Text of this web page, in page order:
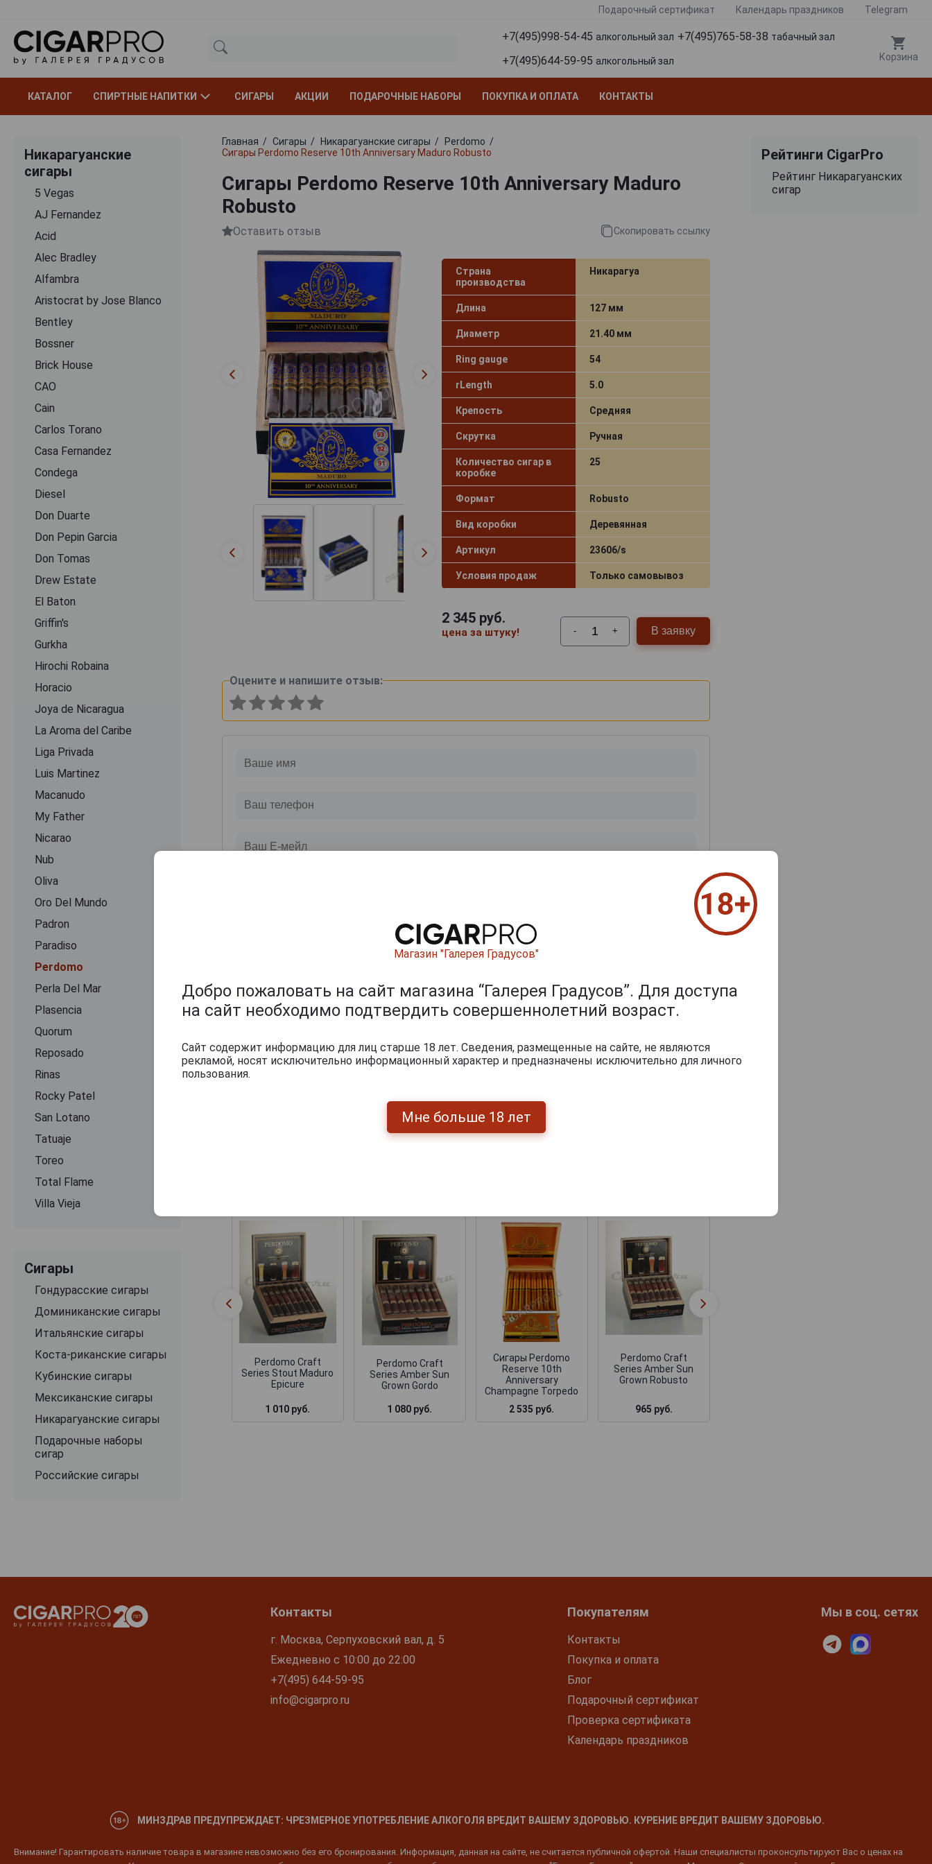
Подарочный сертификат Календарь праздников Telegram
+7(495)998-54-45 алкогольный зал +7(495)765-58-38 табачный зал
+7(495)644-59-95 алкогольный зал Корзина
КАТАЛОГ СПИРТНЫЕ НАПИТКИ СИГАРЫ АКЦИИ ПОДАРОЧНЫЕ НАБОРЫ ПОКУПКА И ОПЛАТА КОНТАКТЫ
Никарагуанские
сигары
5 Vegas
AJ Fernandez
Acid
Alec Bradley
Alfambra
Aristocrat by Jose Blanco
Bentley
Bossner
Brick House
CAO
Cain
Carlos Torano
Casa Fernandez
Condega
Diesel
Don Duarte
Don Pepin Garcia
Don Tomas
Drew Estate
El Baton
Griffin's
Gurkha
Hirochi Robaina
Horacio
Joya de Nicaragua
La Aroma del Caribe
Liga Privada
Luis Martinez
Macanudo
My Father
Nicarao
Nub
Oliva
Oro Del Mundo
Padron
Paradiso
Perdomo
Perla Del Mar
Plasencia
Quorum
Reposado
Rinas
Rocky Patel
San Lotano
Tatuaje
Toreo
Total Flame
Villa Vieja
Сигары
Гондурасские сигары
Доминиканские сигары
Итальянские сигары
Коста-риканские сигары
Кубинские сигары
Мексиканские сигары
Никарагуанские сигары
Подарочные наборы
сигар
Российские сигары
Главная Сигары Никарагуанские сигары
Perdomo
Сигары Perdomo Reserve 10th Anniversary Maduro Robusto
Сигары Perdomo Reserve 10th Anniversary Maduro
Robusto
Оставить отзыв Скопировать ссылку
Страна
производства
Никарагуа
Длина 127 мм
Диаметр 21.40 мм
Ring gauge 54
rLength 5.0
Крепость Средняя
Скрутка Ручная
Количество сигар в
коробке
25
Формат Robusto
Вид коробки Деревянная
Артикул 23606/s
Условия продаж Только самовывоз
2 345руб.
цена за штуку! - + В заявку
Оцените и напишите отзыв:
Перейти
Perdomo Craft
Series Stout Maduro
Epicure
1 010 руб.
Perdomo Craft
Series Amber Sun
Grown Gordo
1 080 руб.
Сигары Perdomo
Reserve 10th
Anniversary
Champagne Torpedo
2 535 руб.
Perdomo Craft
Series Amber Sun
Grown Robusto
965 руб.
Рейтинги CigarPro
Рейтинг Никарагуанских
сигар
Контакты
г. Москва, Серпуховский вал, д. 5
Ежедневно с 10:00 до 22:00
+7(495) 644-59-95
info@cigarpro.ru
Покупателям
Контакты
Покупка и оплата
Блог
Подарочный сертификат
Проверка сертификата
Календарь праздников
Мы в соц. сетях
МИНЗДРАВ ПРЕДУПРЕЖДАЕТ: ЧРЕЗМЕРНОЕ УПОТРЕБЛЕНИЕ АЛКОГОЛЯ ВРЕДИТ ВАШЕМУ ЗДОРОВЬЮ. КУРЕНИЕ ВРЕДИТ ВАШЕМУ ЗДОРОВЬЮ.
Внимание! Гарантировать наличие товара в магазине невозможно без его бронирования. Информация, данная на сайте, не считается публичной офертой. Наши специалисты проконсультируют Вас о ценах на
Магазин "Галерея Градусов"
Добро пожаловать на сайт магазина “Галерея Градусов”. Для доступа
на сайт необходимо подтвердить совершеннолетний возраст.
Сайт содержит информацию для лиц старше 18 лет. Сведения, размещенные на сайте, не являются
рекламой, носят исключительно информационный характер и предназначены исключительно для личного
пользования.
Мне больше 18 лет